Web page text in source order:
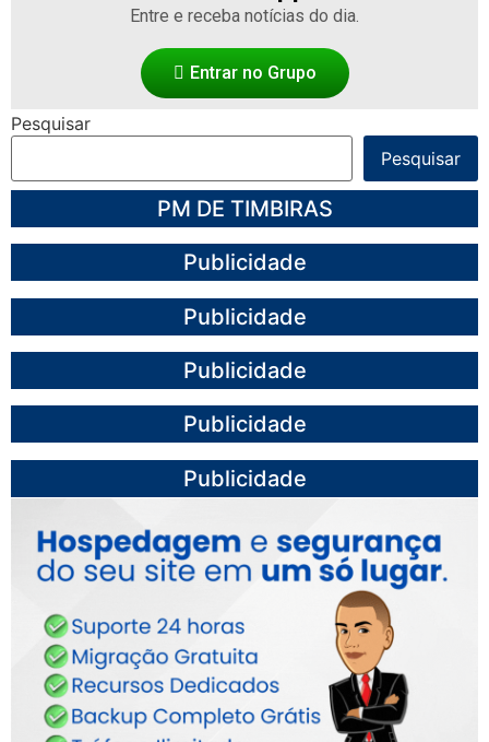
Entre e receba notícias do dia.
Entrar no Grupo
Pesquisar
Pesquisar
PM DE TIMBIRAS
Publicidade
Publicidade
Publicidade
Publicidade
Publicidade